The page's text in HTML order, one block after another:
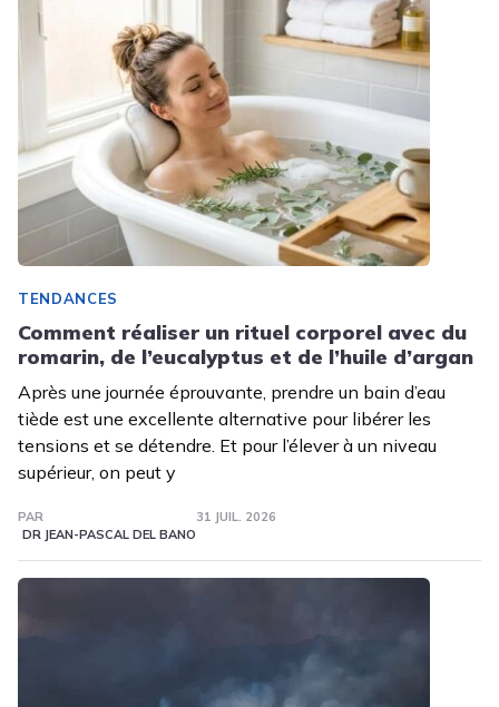
TENDANCES
Comment réaliser un rituel corporel avec du
romarin, de l’eucalyptus et de l’huile d’argan
Après une journée éprouvante, prendre un bain d’eau
tiède est une excellente alternative pour libérer les
tensions et se détendre. Et pour l’élever à un niveau
supérieur, on peut y
PAR
DR JEAN-PASCAL DEL BANO
31 JUIL. 2026